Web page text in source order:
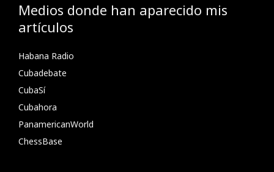
Medios donde han aparecido mis
artículos
Habana Radio
Cubadebate
CubaSí
Cubahora
PanamericanWorld
ChessBase